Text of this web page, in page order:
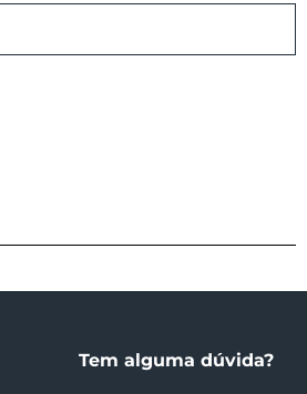
Tem alguma dúvida?